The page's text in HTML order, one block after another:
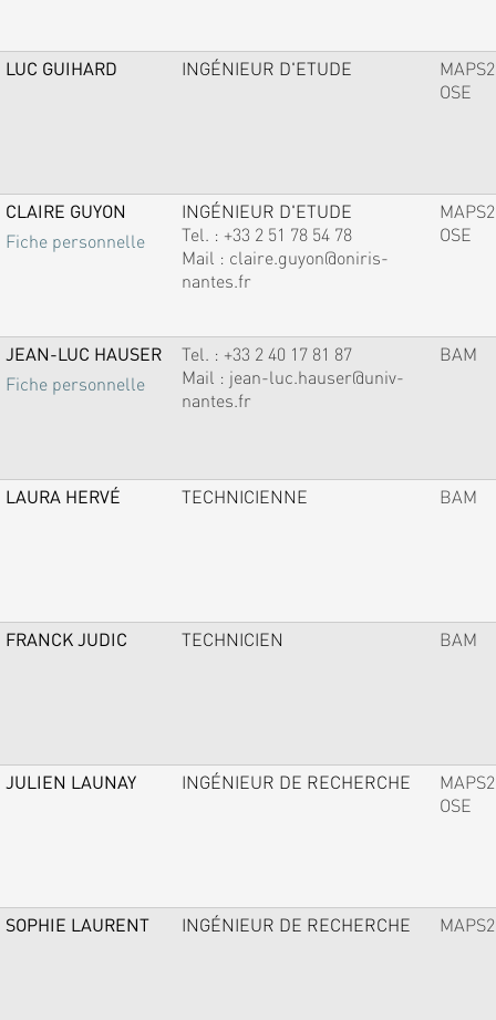
LUC GUIHARD INGÉNIEUR D'ETUDE
MAPS2
OSE
CLAIRE GUYON
Fiche personnelle
INGÉNIEUR D'ETUDE
Tel. : +33 2 51 78 54 78
Mail : claire.guyon@oniris-
nantes.fr
MAPS2
OSE
JEAN-LUC HAUSER
Fiche personnelle
Tel. : +33 2 40 17 81 87
Mail : jean-luc.hauser@univ-
nantes.fr
BAM
LAURA HERVÉ TECHNICIENNE BAM
FRANCK JUDIC TECHNICIEN BAM
JULIEN LAUNAY INGÉNIEUR DE RECHERCHE
MAPS2
OSE
SOPHIE LAURENT INGÉNIEUR DE RECHERCHE MAPS2